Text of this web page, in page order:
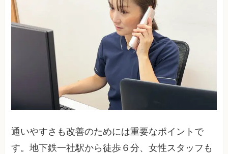
通いやすさも改善のためには重要なポイントで
す。地下鉄一社駅から徒歩６分、女性スタッフも